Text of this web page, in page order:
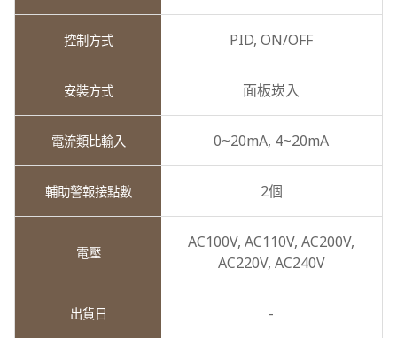
PID,ON/OFF
面板崁入
0~20mA, 4~20mA
2個
AC100V,AC110V,AC200V,
AC220V, AC240V
-